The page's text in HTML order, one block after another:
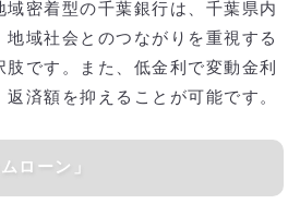
域密着型の千葉銀行は、千葉県内
地域社会とのつながりを重視する
です。また、低金利で変動金利
済額を抑えることが可能です。
ローン」